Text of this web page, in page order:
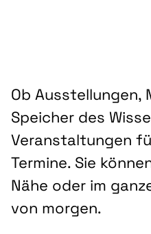
Ob Ausstellungen,
Speicher des
Veranstaltungen
Termine. Sie
Nähe oder im
von morgen.